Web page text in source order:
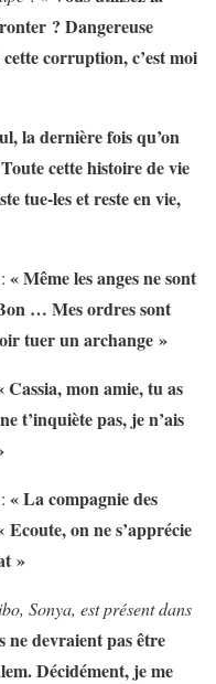
? Dangereuse
corruption, c’est moi
la dernière fois qu’on
cette histoire de vie
tue-les et reste en vie,
: « Même les anges ne sont
… Mes ordres sont
tuer un archange »
Cassia, mon amie, tu as
t’inquiète pas, je n’ais
: « La compagnie des
Ecoute, on ne s’apprécie
»
Sonya, est présent dans
ne devraient pas être
Décidément, je me